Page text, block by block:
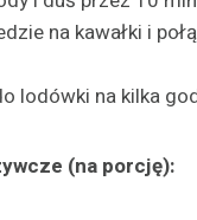
na kawałki i
lodówki na kilka
(na porcję):